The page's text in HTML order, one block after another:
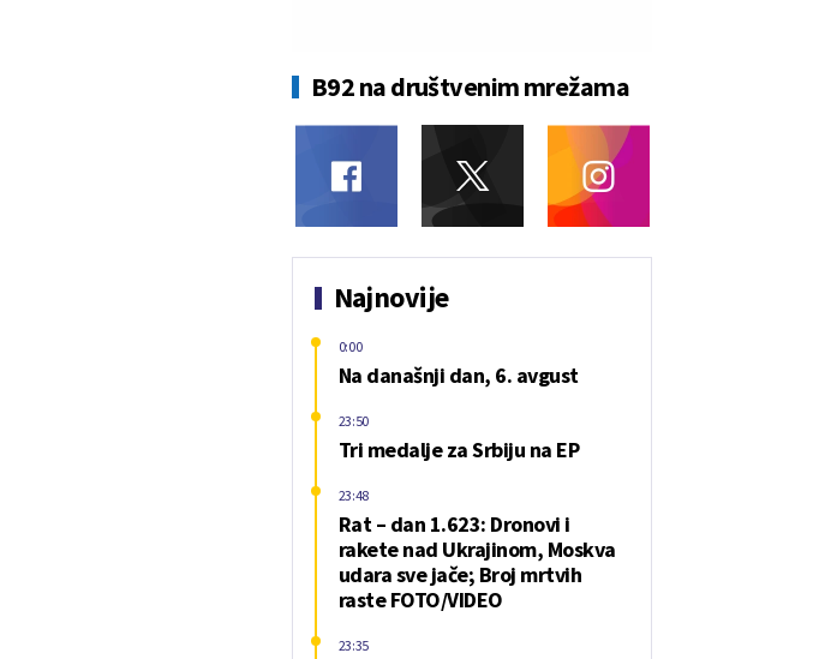
B92 na društvenim mrežama
Najnovije
Na današnji dan, 6. avgust
0:00
Tri medalje za Srbiju na EP
23:50
Rat – dan 1.623: Dronovi i
rakete nad Ukrajinom, Moskva
udara sve jače; Broj mrtvih
raste FOTO/VIDEO
23:48
23:35